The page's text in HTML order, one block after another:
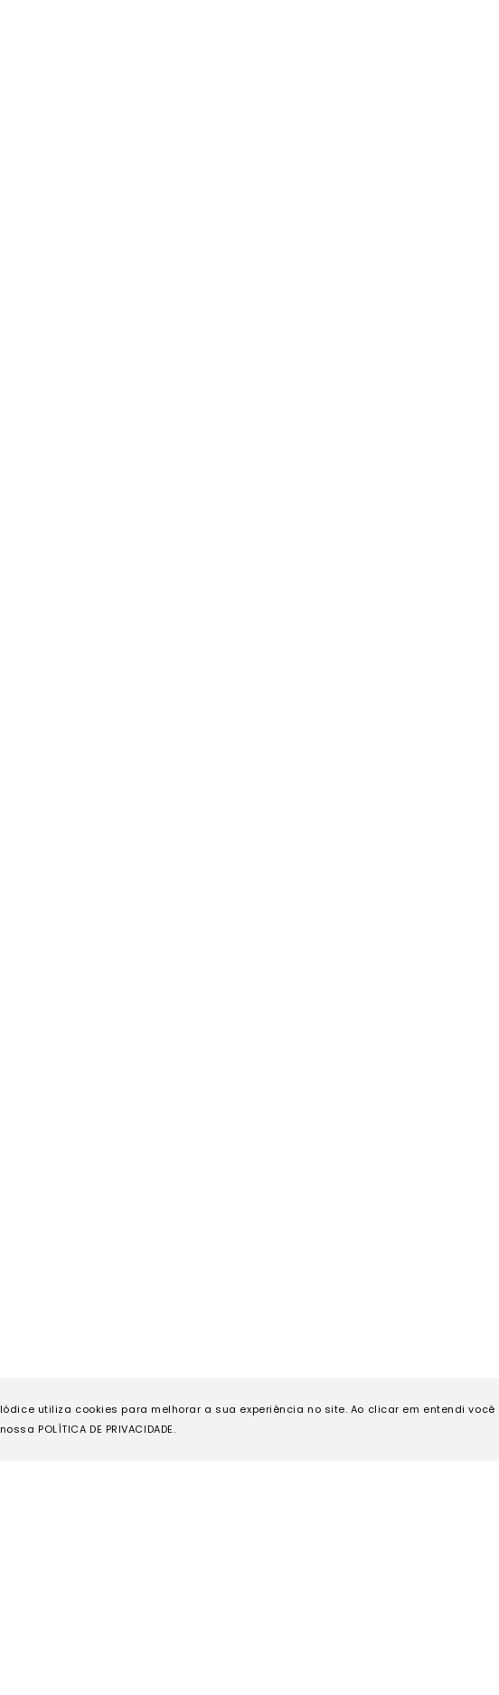
Iódice utiliza cookies para melhorar a sua experiência no site. Ao clicar em entendi
nossa POLÍTICA DE PRIVACIDADE.